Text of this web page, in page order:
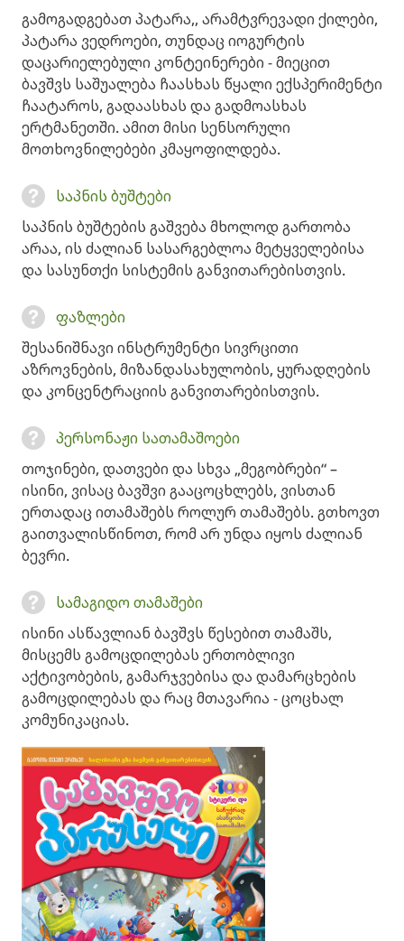
გამოგადგებათ პატარა,, არამტვრევადი ქილები,
პატარა ვედროები, თუნდაც იოგურტის
დაცარიელებული კონტეინერები - მიეცით
ბავშვს საშუალება ჩაასხას წყალი ექსპერიმენტი
ჩაატაროს, გადაასხას და გადმოასხას
ერტმანეთში. ამით მისი სენსორული
მოთხოვნილებები კმაყოფილდება.
საპნის ბუშტები
საპნის ბუშტების გაშვება მხოლოდ გართობა
არაა, ის ძალიან სასარგებლოა მეტყველებისა
და სასუნთქი სისტემის განვითარებისთვის.
ფაზლები
შესანიშნავი ინსტრუმენტი სივრცითი
აზროვნების, მიზანდასახულობის, ყურადღების
და კონცენტრაციის განვითარებისთვის.
პერსონაჟი სათამაშოები
თოჯინები, დათვები და სხვა „მეგობრები“ –
ისინი, ვისაც ბავშვი გააცოცხლებს, ვისთან
ერთადაც ითამაშებს როლურ თამაშებს. გთხოვთ
გაითვალისწინოთ, რომ არ უნდა იყოს ძალიან
ბევრი.
სამაგიდო თამაშები
ისინი ასწავლიან ბავშვს წესებით თამაშს,
მისცემს გამოცდილებას ერთობლივი
აქტივობების, გამარჯვებისა და დამარცხების
გამოცდილებას და რაც მთავარია - ცოცხალ
კომუნიკაციას.⠀